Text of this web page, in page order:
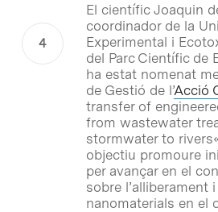
El científic Joaquin
coordinador de la
Experimental i
del Parc Científic de
ha estat nomenat
de Gestió de l’Acció
transfer of
from wastewater
stormwater to rivers
objectiu promoure
per avançar en el
sobre l’alliberament
nanomaterials en el